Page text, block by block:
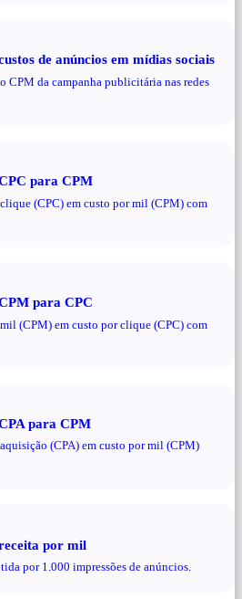
de anúncios em mídias sociais
CPM da campanha publicitária nas redes
para CPM
(CPC) em custo por mil (CPM) com
para CPC
(CPM) em custo por clique (CPC) com
para CPM
(CPA) em custo por mil (CPM)
por mil
por 1.000 impressões de anúncios.